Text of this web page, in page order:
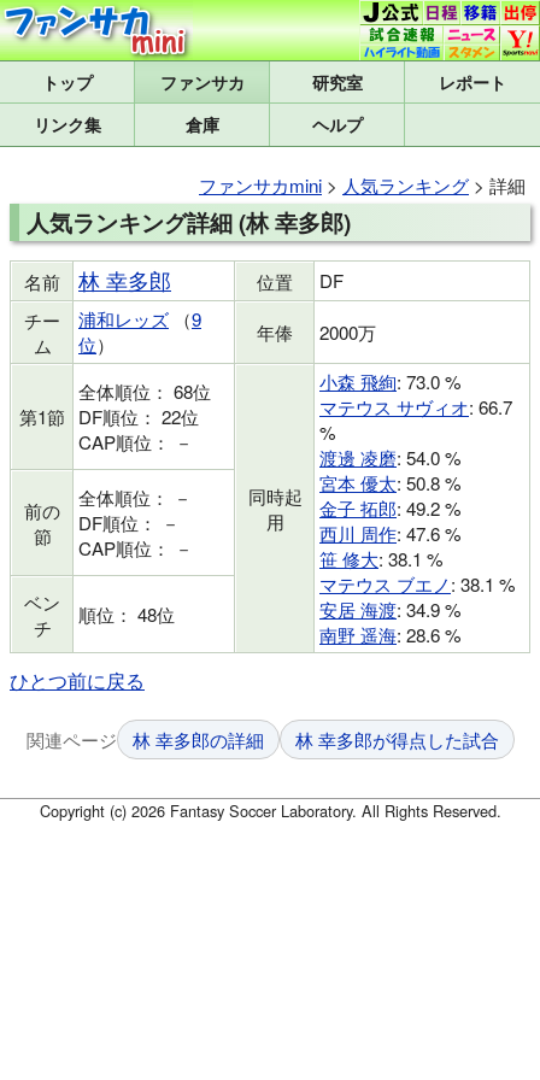
トップ 研究室
レポート
リンク集
倉庫 ヘルプ
ファンサカmini > 人気ランキング > 詳細
人気ランキング詳細 (林 幸多郎)
名前 林 幸多郎 位置
DF
チー
ム
浦和レッズ （9
位） 年俸 2000万
第1節
全体順位： 68位
DF順位： 22位
CAP順位： －
同時起
用
小森 飛絢: 73.0 %
マテウス サヴィオ: 66.7
%
渡邊 凌磨: 54.0 %
宮本 優太: 50.8 %
金子 拓郎: 49.2 %
西川 周作: 47.6 %
笹 修大: 38.1 %
マテウス ブエノ: 38.1 %
安居 海渡: 34.9 %
南野 遥海: 28.6 %
前の
節
全体順位： －
DF順位： －
CAP順位： －
ベン
チ
順位： 48位
ひとつ前に戻る
関連ページ 林 幸多郎の詳細 林 幸多郎が得点した試合
Copyright (c) 2026 Fantasy Soccer Laboratory. All Rights Reserved.